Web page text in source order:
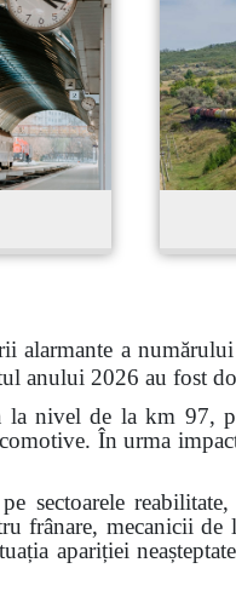
alarmante a
anului 2026 au fost
la nivel de la km 97,
În urma
reabilitate,
frânare, mecanicii
apariției